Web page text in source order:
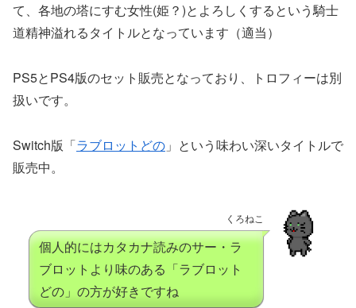
て、各地の塔にすむ女性(姫？)とよろしくするという騎士
道精神溢れるタイトルとなっています（適当）
PS5とPS4版のセット販売となっており、トロフィーは別
扱いです。
Switch版「ラブロットどの 」という味わい深いタイトルで
販売中。
くろねこ
個人的にはカタカナ読みのサー・ラ
ブロットより味のある「ラブロット
どの」の方が好きですね